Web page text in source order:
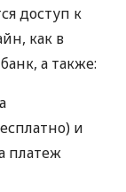
доступ к
как в
а также:
и
платеж